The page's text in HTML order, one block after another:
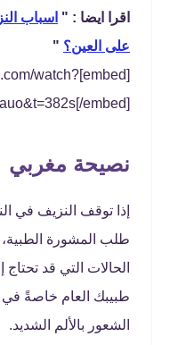
اقرا ايضا : " اسباب
على العين؟ "
watch?
embed]
نصيحة مغربي
إذا توقف النزيف في
طلب المشورة
الحالات التي قد
طبيبك العام خاصةً في
الشعور بالألم الشديد.